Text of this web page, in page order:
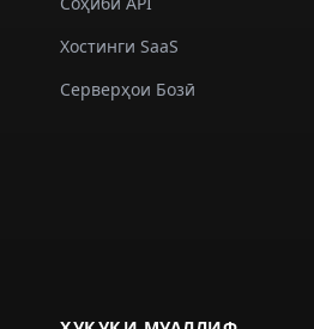
Хостинги SaaS
Серверҳои Бозӣ